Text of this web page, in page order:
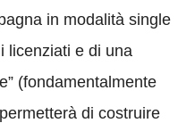
in modalità single
licenziati e di una
(fondamentalmente
di costruire